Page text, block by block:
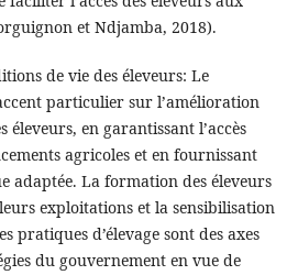
et Ndjamba, 2018).
de vie des éleveurs: Le
particulier sur l’amélioration
éleveurs, en garantissant l’accès
agricoles et en fournissant
adaptée. La formation des éleveurs
exploitations et la sensibilisation
pratiques d’élevage sont des axes
du gouvernement en vue de